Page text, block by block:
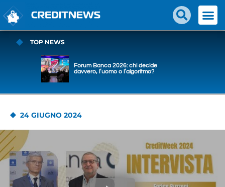
TOP NEWS
Forum Banca 2026: chi decide
davvero, l’uomo o l’algoritmo?
24 GIUGNO 2024